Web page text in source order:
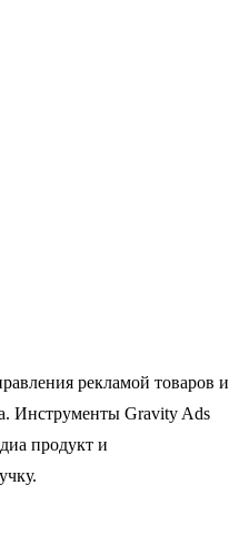
рекламой товаров и
Инструменты Gravity Ads
продукт и